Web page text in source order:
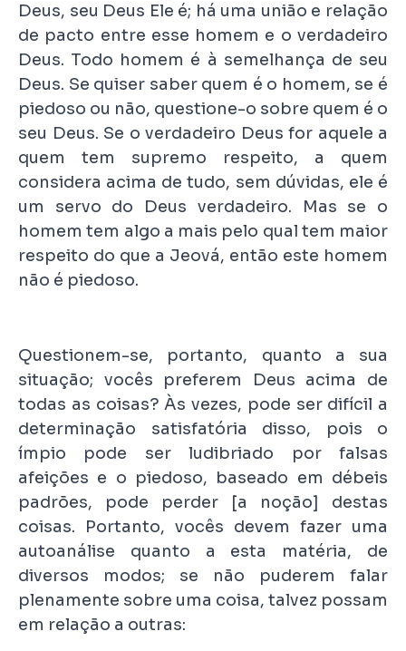
Deus, seu Deus Ele é; há uma união e relação
de pacto entre esse homem e o verdadeiro
Deus. Todo homem é à semelhança de seu
Deus. Se quiser saber quem é o homem, se é
piedoso ou não, questione-o sobre quem é o
seu Deus. Se o verdadeiro Deus for aquele a
quem tem supremo respeito, a quem
considera acima de tudo, sem dúvidas, ele é
um servo do Deus verdadeiro. Mas se o
homem tem algo a mais pelo qual tem maior
respeito do que a Jeová, então este homem
não é piedoso.
Questionem-se, portanto, quanto a sua
situação; vocês preferem Deus acima de
todas as coisas? Às vezes, pode ser difícil a
determinação satisfatória disso, pois o
ímpio pode ser ludibriado por falsas
afeições e o piedoso, baseado em débeis
padrões, pode perder [a noção] destas
coisas. Portanto, vocês devem fazer uma
autoanálise quanto a esta matéria, de
diversos modos; se não puderem falar
plenamente sobre uma coisa, talvez possam
em relação a outras: